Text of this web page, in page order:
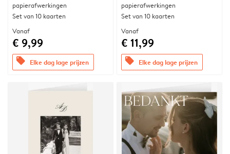
papierafwerkingen
Set van 10 kaarten
Vanaf
€ 9,99
offers Elke dag lage prijzen
papierafwerkingen
Set van 10 kaarten
Vanaf
€ 11,99
offers Elke dag lage prijzen